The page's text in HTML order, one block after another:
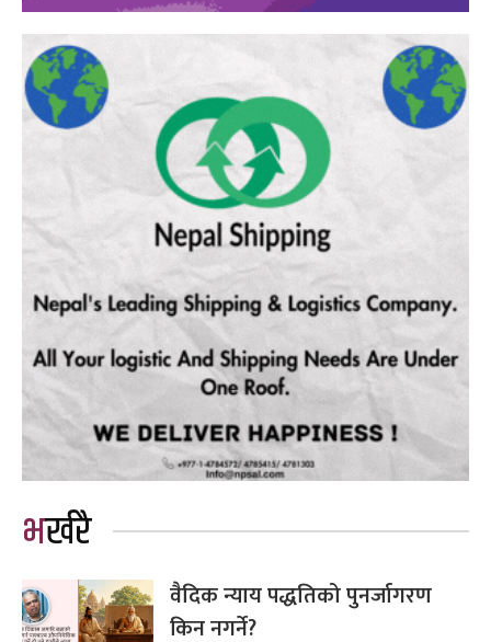
भर्खरै
वैदिक न्याय पद्धतिको पुनर्जागरण
किन नगर्ने?